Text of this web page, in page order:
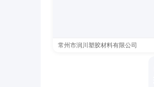
常州市润川塑胶材料有限公司